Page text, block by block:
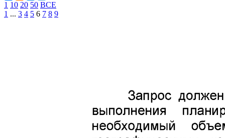
1 10 20 50 ВСЕ
1 ... 3 4 5 6 7 8 9